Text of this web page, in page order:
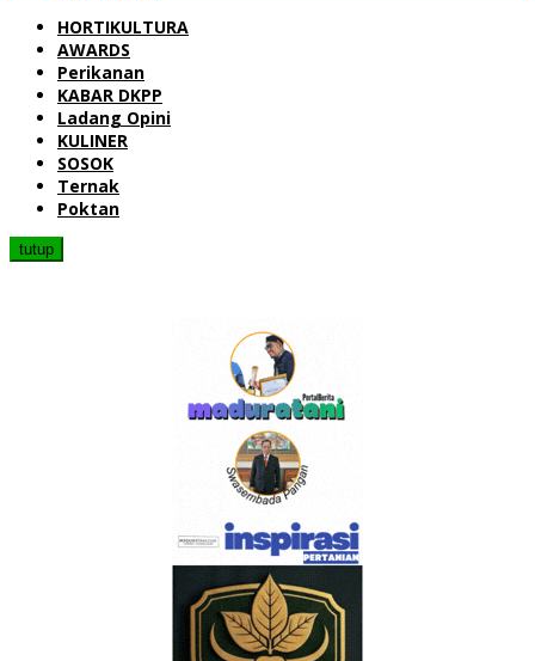
HORTIKULTURA
AWARDS
Perikanan
KABAR DKPP
Ladang Opini
KULINER
SOSOK
Ternak
Poktan
tutup